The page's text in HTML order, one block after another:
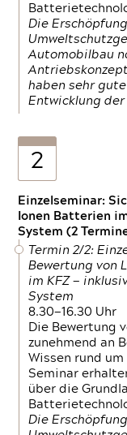
Die
Automobilbau
haben sehr
Entwicklung der
2
Einzelseminar:
Ionen Batterien
System (2
Termin 2/2:
Bewertung von
im KFZ —
System
8.30—16.30 Uhr
Die Bewertung
zunehmend an
Wissen rund
Seminar
über die
Die